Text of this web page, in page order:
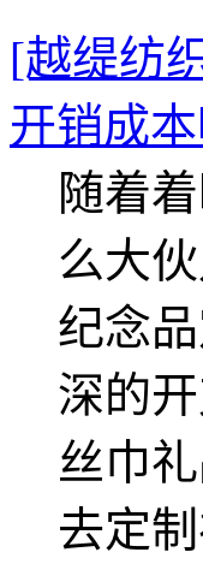
[越缇纺
开销成
随着
么大
纪念
深的
丝巾
去定